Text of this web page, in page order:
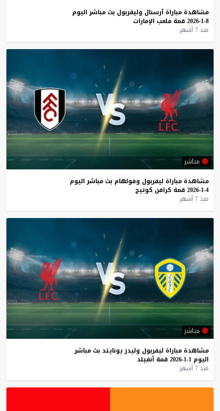
مشاهدة مباراة آرسنال وليفربول بث مباشر اليوم
8-1-2026
قمة ملعب الإمارات
منذ 7 أشهر
مباشر
مشاهدة مباراة ليفربول وفولهام بث مباشر اليوم
4-1-2026
قمة كرافن كوتيج
منذ 7 أشهر
مباشر
مشاهدة مباراة ليفربول وليدز يونايتد بث مباشر
اليوم 1-1-2026 قمة أنفيلد
منذ 7 أشهر